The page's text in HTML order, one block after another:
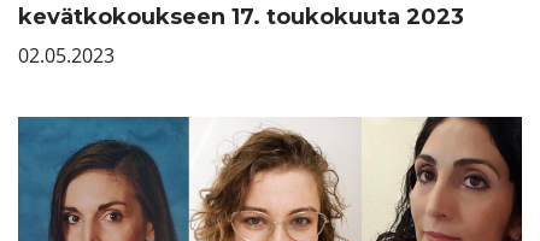
kevätkokoukseen 17. toukokuuta 2023
02.05.2023